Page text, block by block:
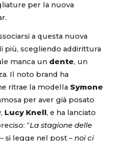
per la nuova
a questa nuova
più, scegliendo addirittura
manca un dente, un
Il noto brand ha
ritrae la modella Symone
per aver già posato
Lucy Knell, e ha lanciato
“La stagione delle
– si legge nel post – noi ci